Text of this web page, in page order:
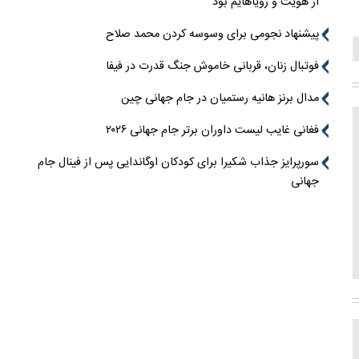
پیشنهاد نجومی برای وسوسه کردن محمد صلاح
فوتبال زنان، قربانی خاموش جنگ قدرت در فیفا
مدال برنز هانیه رستمیان در جام جهانی چین
فغانی غایب لیست داوران برتر جام جهانی ۲۰۲۶
سورپرایز جذاب شکیرا برای کودکان اوگاندایی پس از فینال جام
جهانی